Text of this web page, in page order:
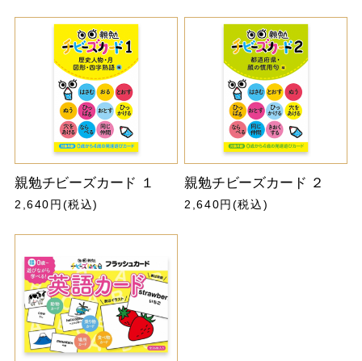
親勉チビーズカード １
2,640円(税込)
親勉チビーズカード ２
2,640円(税込)